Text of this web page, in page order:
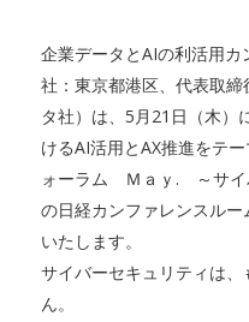
企業データとAIの利活用
社：東京都港区、代表取
タ社）は、5月21日（木）
けるAI活用とAX推進をテ
ォーラム Ｍａｙ. ～サイ
の日経カンファレンスル
いたします。
サイバーセキュリティは
ん。